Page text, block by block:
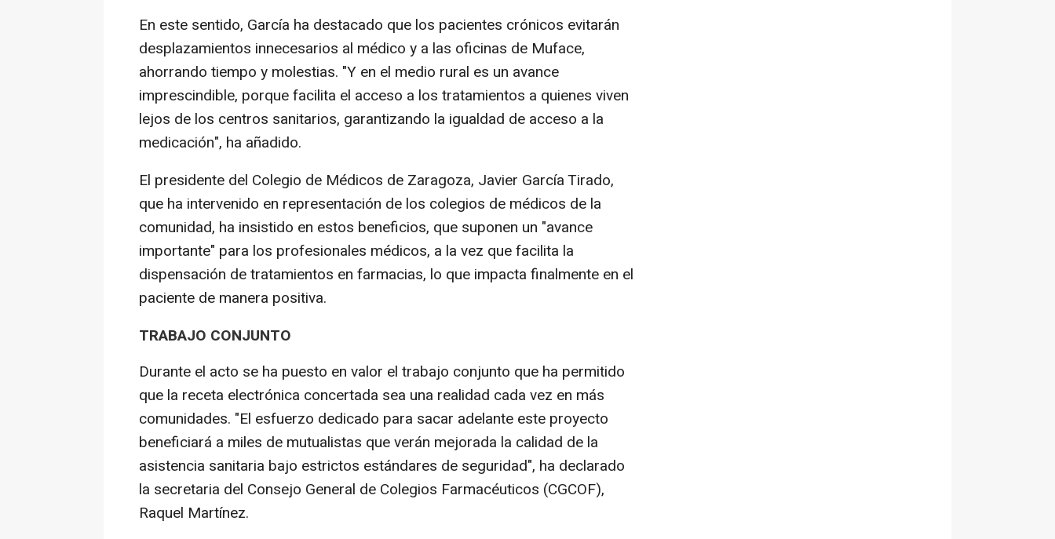
En este sentido, García ha destacado que los pacientes crónicos evitarán
desplazamientos innecesarios al médico y a las oficinas de Muface,
ahorrando tiempo y molestias. "Y en el medio rural es un avance
imprescindible, porque facilita el acceso a los tratamientos a quienes viven
lejos de los centros sanitarios, garantizando la igualdad de acceso a la
medicación", ha añadido.
El presidente del Colegio de Médicos de Zaragoza, Javier García Tirado,
que ha intervenido en representación de los colegios de médicos de la
comunidad, ha insistido en estos beneficios, que suponen un "avance
importante" para los profesionales médicos, a la vez que facilita la
dispensación de tratamientos en farmacias, lo que impacta finalmente en el
paciente de manera positiva.
TRABAJO CONJUNTO
Durante el acto se ha puesto en valor el trabajo conjunto que ha permitido
que la receta electrónica concertada sea una realidad cada vez en más
comunidades. "El esfuerzo dedicado para sacar adelante este proyecto
beneficiará a miles de mutualistas que verán mejorada la calidad de la
asistencia sanitaria bajo estrictos estándares de seguridad", ha declarado
la secretaria del Consejo General de Colegios Farmacéuticos (CGCOF),
Raquel Martínez.